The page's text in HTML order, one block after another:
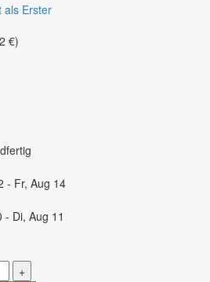
als Erster
€)
- Fr, Aug 14
- Di, Aug 11
+